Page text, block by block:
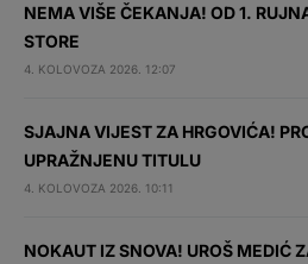
NEMA VIŠE ČEKANJA! OD 1.
STORE
4. KOLOVOZA 2026. 12:07
SJAJNA VIJEST ZA HRGOVIĆA!
UPRAŽNJENU TITULU
4. KOLOVOZA 2026. 10:11
NOKAUT IZ SNOVA! UROŠ MEDIĆ